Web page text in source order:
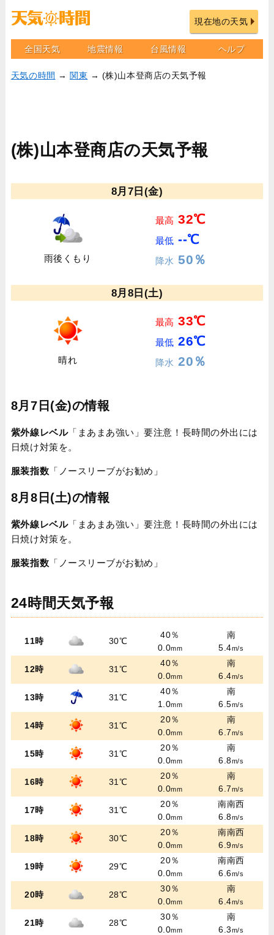
現在地の天気
全国天気 地震情報 台風情報 ヘルプ
天気の時間 → 関東 → (株)山本登商店の天気予報
(株)山本登商店の天気予報
8月7日(金)
雨後くもり
最高 32℃
最低 --℃
降水 50％
8月8日(土)
晴れ
最高 33℃
最低 26℃
降水 20％
8月7日(金)の情報
紫外線レベル「まあまあ強い」要注意！長時間の外出には
日焼け対策を。
服装指数 「ノースリーブがお勧め」
8月8日(土)の情報
紫外線レベル「まあまあ強い」要注意！長時間の外出には
日焼け対策を。
服装指数 「ノースリーブがお勧め」
24時間天気予報
11時 30℃
40％
0.0mm
南
5.4m/s
12時 31℃
40％
0.0mm
南
6.4m/s
13時 31℃
40％
1.0mm
南
6.5m/s
14時 31℃
20％
0.0mm
南
6.7m/s
15時 31℃
20％
0.0mm
南
6.8m/s
16時 31℃
20％
0.0mm
南
6.7m/s
17時 31℃
20％
0.0mm
南南西
6.8m/s
18時 30℃
20％
0.0mm
南南西
6.9m/s
19時 29℃
20％
0.0mm
南南西
6.6m/s
20時 28℃
30％
0.0mm
南
6.4m/s
21時 28℃
30％
0.0mm
南
6.3m/s